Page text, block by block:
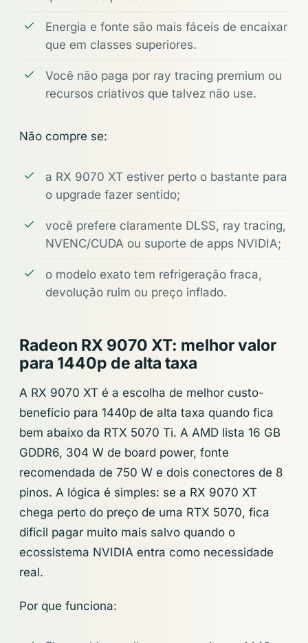
Energia e fonte são mais fáceis de encaixar
que em classes superiores.
Você não paga por ray tracing premium ou
recursos criativos que talvez não use.
Não compre se:
a RX 9070 XT estiver perto o bastante para
o upgrade fazer sentido;
você prefere claramente DLSS, ray tracing,
NVENC/CUDA ou suporte de apps NVIDIA;
o modelo exato tem refrigeração fraca,
devolução ruim ou preço inflado.
Radeon RX 9070 XT: melhor valor
para 1440p de alta taxa
A RX 9070 XT é a escolha de melhor custo-
benefício para 1440p de alta taxa quando fica
bem abaixo da RTX 5070 Ti. A AMD lista 16 GB
GDDR6, 304 W de board power, fonte
recomendada de 750 W e dois conectores de 8
pinos. A lógica é simples: se a RX 9070 XT
chega perto do preço de uma RTX 5070, fica
difícil pagar muito mais salvo quando o
ecossistema NVIDIA entra como necessidade
real.
Por que funciona: